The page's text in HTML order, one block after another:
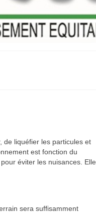
de liquéfier les particules et
est fonction du
éviter les nuisances. Elle
sera suffisamment